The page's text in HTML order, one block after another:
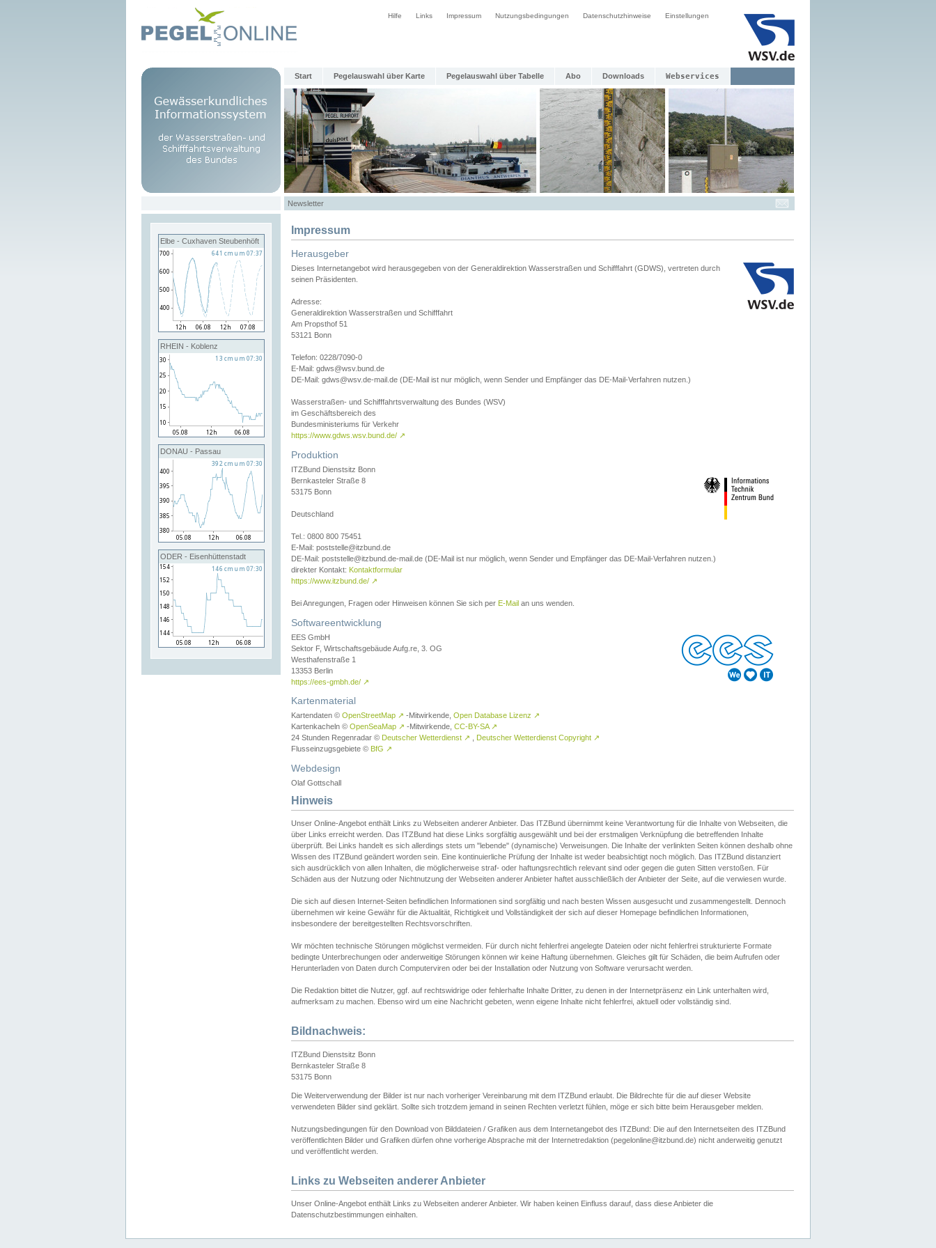
Hilfe Links Impressum Nutzungsbedingungen Datenschutzhinweise Einstellungen
Start Pegelauswahl über Karte Pegelauswahl über Tabelle Abo Downloads Webservices
Newsletter
Elbe - Cuxhaven Steubenhöft
RHEIN - Koblenz
DONAU - Passau
ODER - Eisenhüttenstadt
Impressum
Herausgeber
Dieses Internetangebot wird herausgegeben von der Generaldirektion Wasserstraßen und Schifffahrt (GDWS), vertreten durch
seinen Präsidenten.
Adresse:
Generaldirektion Wasserstraßen und Schifffahrt
Am Propsthof 51
53121 Bonn
Telefon: 0228/7090-0
E-Mail: gdws@wsv.bund.de
DE-Mail: gdws@wsv.de-mail.de (DE-Mail ist nur möglich, wenn Sender und Empfänger das DE-Mail-Verfahren nutzen.)
Wasserstraßen- und Schifffahrtsverwaltung des Bundes (WSV)
im Geschäftsbereich des
Bundesministeriums für Verkehr
https://www.gdws.wsv.bund.de/ ↗
Produktion
ITZBund Dienstsitz Bonn
Bernkasteler Straße 8
53175 Bonn
Deutschland
Tel.: 0800 800 75451
E-Mail: poststelle@itzbund.de
DE-Mail: poststelle@itzbund.de-mail.de (DE-Mail ist nur möglich, wenn Sender und Empfänger das DE-Mail-Verfahren nutzen.)
direkter Kontakt: Kontaktformular
https://www.itzbund.de/ ↗
Bei Anregungen, Fragen oder Hinweisen können Sie sich per E-Mail an uns wenden.
Softwareentwicklung
EES GmbH
Sektor F, Wirtschaftsgebäude Aufg.re, 3. OG
Westhafenstraße 1
13353 Berlin
https://ees-gmbh.de/ ↗
Kartenmaterial
Kartendaten © OpenStreetMap ↗ -Mitwirkende, Open Database Lizenz ↗
Kartenkacheln © OpenSeaMap ↗ -Mitwirkende, CC-BY-SA ↗
24 Stunden Regenradar © Deutscher Wetterdienst ↗ Deutscher Wetterdienst Copyright ↗
Flusseinzugsgebiete © BfG ↗
Webdesign
Olaf Gottschall
Hinweis
Unser Online-Angebot enthält Links zu Webseiten anderer Anbieter. Das ITZBund übernimmt keine Verantwortung für die Inhalte von Webseiten, die
über Links erreicht werden. Das ITZBund hat diese Links sorgfältig ausgewählt und bei der erstmaligen Verknüpfung die betreffenden Inhalte
überprüft. Bei Links handelt es sich allerdings stets um "lebende" (dynamische) Verweisungen. Die Inhalte der verlinkten Seiten können deshalb ohne
Wissen des ITZBund geändert worden sein. Eine kontinuierliche Prüfung der Inhalte ist weder beabsichtigt noch möglich. Das ITZBund distanziert
sich ausdrücklich von allen Inhalten, die möglicherweise straf- oder haftungsrechtlich relevant sind oder gegen die guten Sitten verstoßen. Für
Schäden aus der Nutzung oder Nichtnutzung der Webseiten anderer Anbieter haftet ausschließlich der Anbieter der Seite, auf die verwiesen wurde.
Die sich auf diesen Internet-Seiten befindlichen Informationen sind sorgfältig und nach besten Wissen ausgesucht und zusammengestellt. Dennoch
übernehmen wir keine Gewähr für die Aktualität, Richtigkeit und Vollständigkeit der sich auf dieser Homepage befindlichen Informationen,
insbesondere der bereitgestellten Rechtsvorschriften.
Wir möchten technische Störungen möglichst vermeiden. Für durch nicht fehlerfrei angelegte Dateien oder nicht fehlerfrei strukturierte Formate
bedingte Unterbrechungen oder anderweitige Störungen können wir keine Haftung übernehmen. Gleiches gilt für Schäden, die beim Aufrufen oder
Herunterladen von Daten durch Computerviren oder bei der Installation oder Nutzung von Software verursacht werden.
Die Redaktion bittet die Nutzer, ggf. auf rechtswidrige oder fehlerhafte Inhalte Dritter, zu denen in der Internetpräsenz ein Link unterhalten wird,
aufmerksam zu machen. Ebenso wird um eine Nachricht gebeten, wenn eigene Inhalte nicht fehlerfrei, aktuell oder vollständig sind.
Bildnachweis:
ITZBund Dienstsitz Bonn
Bernkasteler Straße 8
53175 Bonn
Die Weiterverwendung der Bilder ist nur nach vorheriger Vereinbarung mit dem ITZBund erlaubt. Die Bildrechte für die auf dieser Website
verwendeten Bilder sind geklärt. Sollte sich trotzdem jemand in seinen Rechten verletzt fühlen, möge er sich bitte beim Herausgeber melden.
Nutzungsbedingungen für den Download von Bilddateien / Grafiken aus dem Internetangebot des ITZBund: Die auf den Internetseiten des ITZBund
veröffentlichten Bilder und Grafiken dürfen ohne vorherige Absprache mit der Internetredaktion (pegelonline@itzbund.de) nicht anderweitig genutzt
und veröffentlicht werden.
Links zu Webseiten anderer Anbieter
Unser Online-Angebot enthält Links zu Webseiten anderer Anbieter. Wir haben keinen Einfluss darauf, dass diese Anbieter die
Datenschutzbestimmungen einhalten.